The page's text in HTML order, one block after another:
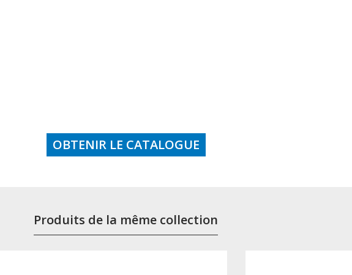
OBTENIR LE CATALOGUE
Produits de la même collection